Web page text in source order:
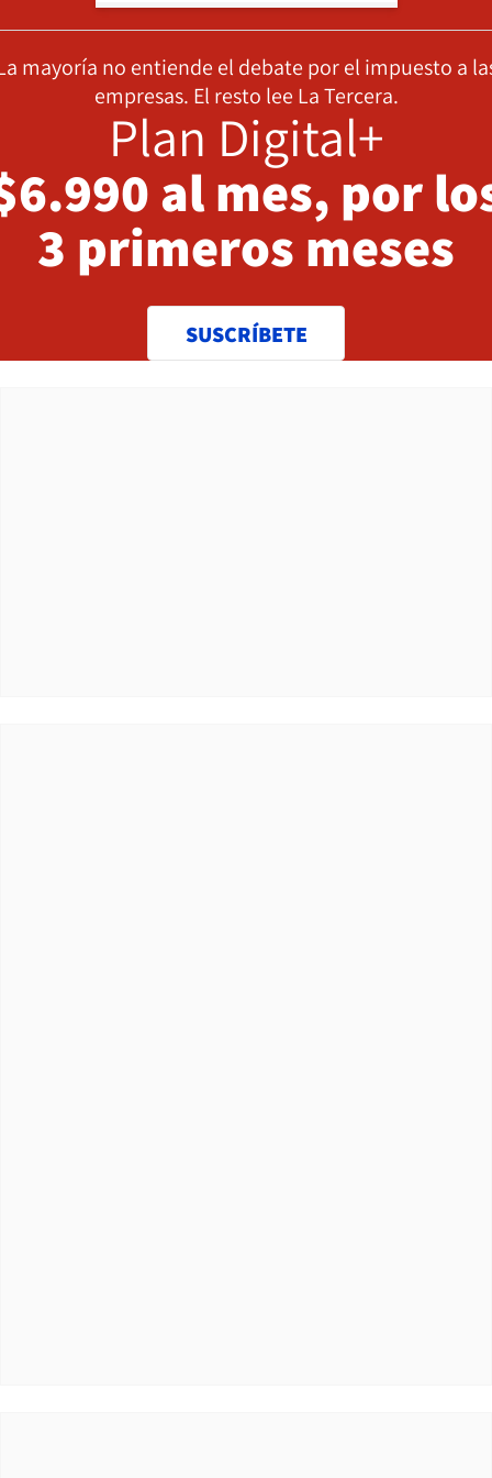
mayoría no entiende el debate por el impuesto a
empresas. El resto lee La Tercera.
Plan Digital+
al mes, por
3 primeros meses
SUSCRÍBETE